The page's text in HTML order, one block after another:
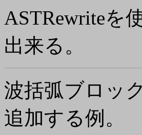
ASTRewriteを
出来る。
波括弧ブロッ
追加する例。